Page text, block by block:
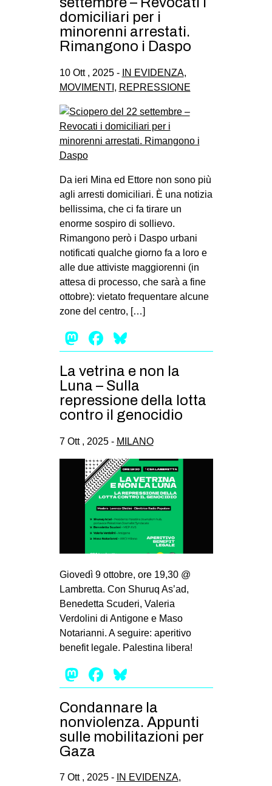
domiciliari per i
minorenni arrestati.
Rimangono i Daspo
10 Ott , 2025 - IN EVIDENZA,
MOVIMENTI , REPRESSIONE
Da ieri Mina ed Ettore non sono più
agli arresti domiciliari. È una notizia
bellissima, che ci fa tirare un
enorme sospiro di sollievo.
Rimangono però i Daspo urbani
notificati qualche giorno fa a loro e
alle due attiviste maggiorenni (in
attesa di processo, che sarà a fine
ottobre): vietato frequentare alcune
zone del centro, […]
Mastodon
Facebook
La vetrina e non la
Luna – Sulla
repressione della lotta
contro il genocidio
7 Ott , 2025 - MILANO
Giovedì 9 ottobre, ore 19,30 @
Lambretta. Con Shuruq As’ad,
Benedetta Scuderi, Valeria
Verdolini di Antigone e Maso
Notarianni. A seguire: aperitivo
benefit legale. Palestina libera!
Mastodon
Facebook
Condannare la
nonviolenza. Appunti
sulle mobilitazioni per
Gaza
7 Ott , 2025 - IN EVIDENZA,